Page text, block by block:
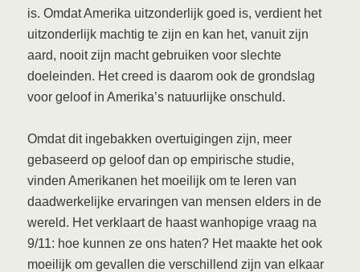
is. Omdat Amerika uitzonderlijk goed is, verdient het
uitzonderlijk machtig te zijn en kan het, vanuit zijn
aard, nooit zijn macht gebruiken voor slechte
doeleinden. Het creed is daarom ook de grondslag
voor geloof in Amerika’s natuurlijke onschuld.
Omdat dit ingebakken overtuigingen zijn, meer
gebaseerd op geloof dan op empirische studie,
vinden Amerikanen het moeilijk om te leren van
daadwerkelijke ervaringen van mensen elders in de
wereld. Het verklaart de haast wanhopige vraag na
9/11: hoe kunnen ze ons haten? Het maakte het ook
moeilijk om gevallen die verschillend zijn van elkaar